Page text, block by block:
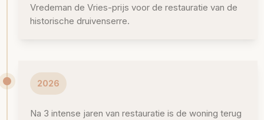
Vredeman de Vries-prijs voor de restauratie van de
historische druivenserre.
2026
Na 3 intense jaren van restauratie is de woning terug